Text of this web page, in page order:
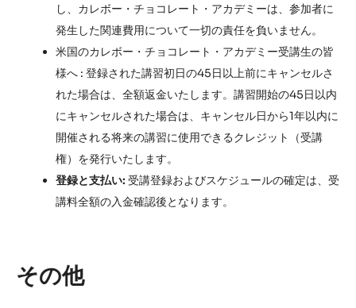
し、カレボー・チョコレート・アカデミーは、参加者に
発生した関連費用について一切の責任を負いません。
米国のカレボー・チョコレート・アカデミー受講生の皆
様へ : 登録された講習初日の45日以上前にキャンセルさ
れた場合は、全額返金いたします。講習開始の45日以内
にキャンセルされた場合は、キャンセル日から1年以内に
開催される将来の講習に使用できるクレジット（受講
権）を発行いたします。
登録と支払い: 受講登録およびスケジュールの確定は、受
講料全額の入金確認後となります。
その他